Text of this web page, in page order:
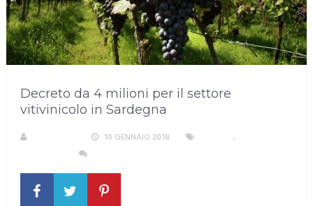
Decreto da 4 milioni per il settore
vitivinicolo in Sardegna
10 GENNAIO 2018
,